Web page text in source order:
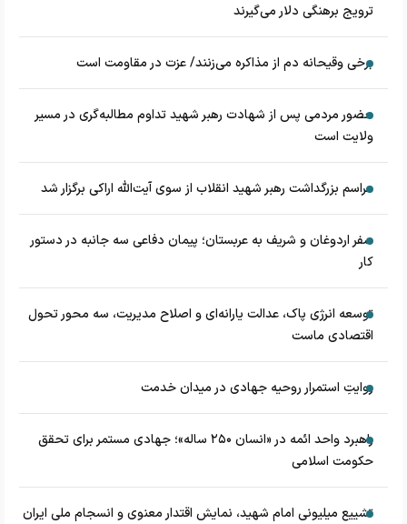
ترویج برهنگی دلار می‌گیرند
برخی وقیحانه دم از مذاکره می‌زنند/ عزت در مقاومت است
حضور مردمی پس از شهادت رهبر شهید تداوم مطالبه‌گری در مسیر
ولایت است
مراسم بزرگداشت رهبر شهید انقلاب از سوی آیت‌الله اراکی برگزار شد
سفر اردوغان و شریف به عربستان؛ پیمان دفاعی سه جانبه در دستور
کار
توسعه انرژی پاک، عدالت یارانه‌ای و اصلاح مدیریت، سه محور تحول
اقتصادی ماست
روایتِ استمرار روحیه جهادی در میدان خدمت
راهبرد واحد ائمه در «انسان ۲۵۰ ساله»؛ جهادی مستمر برای تحقق
حکومت اسلامی
تشییع میلیونی امام شهید، نمایش اقتدار معنوی و انسجام ملی ایران